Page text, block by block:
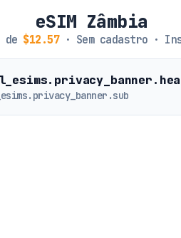
eSIM Zâmbia
$12.57· Sem cadastro ·